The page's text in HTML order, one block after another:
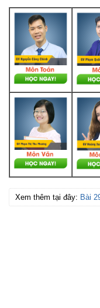
Xem thêm tại đây: Bài